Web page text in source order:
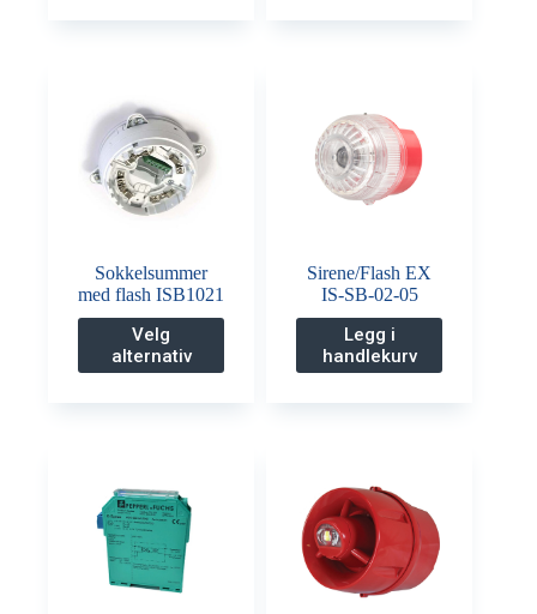
på
produktsiden
Sokkelsummer
med flash ISB1021
Velg
alternativ
Dette
produktet
har
på
produktsiden
Sirene/Flash EX
IS-SB-02-05
Legg i
handlekurv